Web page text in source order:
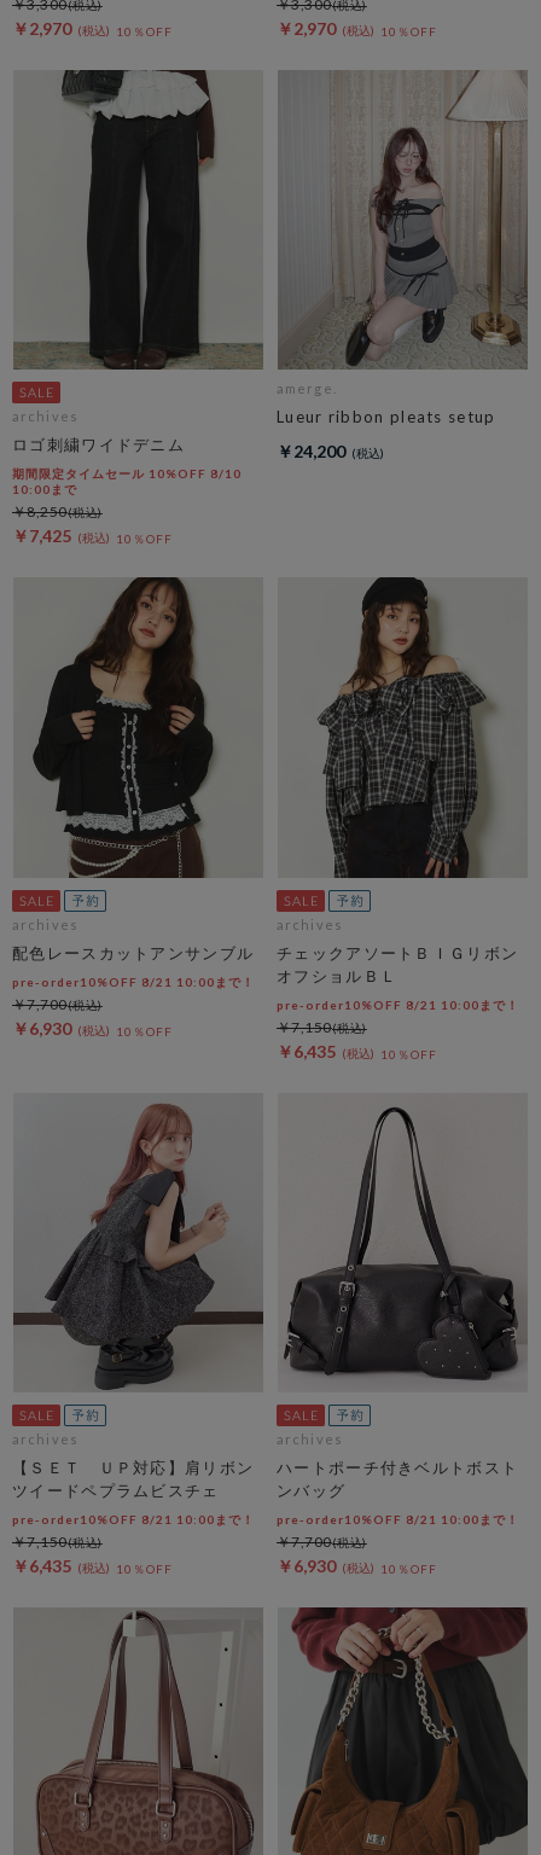
￥2,970 10％OFF
￥3,300
￥2,970 10％OFF
￥3,300
archives
ロゴ刺繍ワイドデニム
期間限定タイムセール 10%OFF 8/10
10:00まで
￥7,425 10％OFF
￥8,250
amerge.
Lueur ribbon pleats setup
￥24,200
archives
配色レースカットアンサンブル
pre-order10%OFF 8/21 10:00まで！
￥6,930 10％OFF
￥7,700
archives
チェックアソートＢＩＧリボン
オフショルＢＬ
pre-order10%OFF 8/21 10:00まで！
￥6,435 10％OFF
￥7,150
archives
【ＳＥＴ ＵＰ対応】肩リボン
ツイードペプラムビスチェ
pre-order10%OFF 8/21 10:00まで！
￥6,435 10％OFF
￥7,150
archives
ハートポーチ付きベルトボスト
ンバッグ
pre-order10%OFF 8/21 10:00まで！
￥6,930 10％OFF
￥7,700